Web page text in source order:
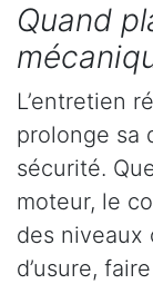
Quand
L’entretien
prolonge sa
sécurité.
moteur, le
des niveaux
d’usure,